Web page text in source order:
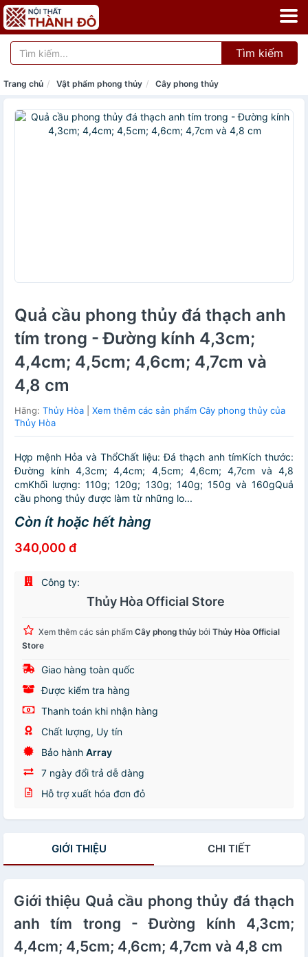
Tìm kiếm
Trang chủ Vật phẩm phong thủy Cây phong thủy
Quả cầu phong thủy đá thạch anh
tím trong - Đường kính 4,3cm;
4,4cm; 4,5cm; 4,6cm; 4,7cm và
4,8 cm
Hãng: Thủy Hòa
Xem thêm các sản phẩm Cây phong thủy của
Thủy Hòa
Hợp mệnh Hỏa và ThổChất liệu: Đá thạch anh tímKích thước:
Đường kính 4,3cm; 4,4cm; 4,5cm; 4,6cm; 4,7cm và 4,8
cmKhối lượng: 110g; 120g; 130g; 140g; 150g và 160gQuả
cầu phong thủy được làm từ những lo...
Còn ít hoặc hết hàng
340,000 đ
Công ty:
Thủy Hòa Official Store
Xem thêm các sản phẩm Cây phong thủy bởi Thủy Hòa Official
Store
Giao hàng toàn quốc
Được kiểm tra hàng
Thanh toán khi nhận hàng
Chất lượng, Uy tín
Bảo hành Array
7 ngày đổi trả dễ dàng
Hỗ trợ xuất hóa đơn đỏ
GIỚI THIỆU CHI TIẾT
Giới thiệu Quả cầu phong thủy đá thạch
anh tím trong - Đường kính 4,3cm;
4,4cm; 4,5cm; 4,6cm; 4,7cm và 4,8 cm